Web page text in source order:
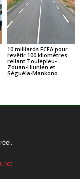
10 milliards FCFA pour
revêtir 100 kilomètres
reliant Toulepleu-
Zouan-Hiunien et
Séguéla-Mankono